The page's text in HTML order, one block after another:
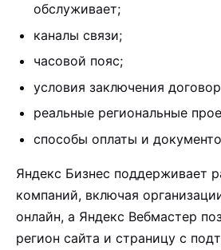
обслуживает;
каналы связи;
часовой пояс;
условия заключения
реальные региональные
способы оплаты и
Яндекс Бизнес поддерживает
компаний, включая
онлайн, а Яндекс Вебмастер
регион сайта и страницу с